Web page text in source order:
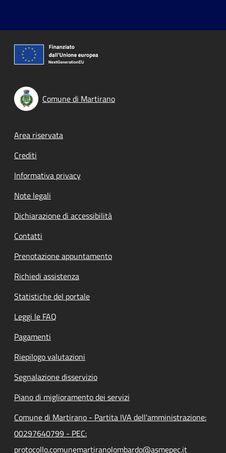
Comune di Martirano
Footer menu
Area riservata
Crediti
Informativa privacy
Note legali
Dichiarazione di accessibilità
Contatti
Prenotazione appuntamento
Richiedi assistenza
Statistiche del portale
Leggi le FAQ
Pagamenti
Riepilogo valutazioni
Segnalazione disservizio
Piano di miglioramento dei servizi
Comune di Martirano - Partita IVA dell'amministrazione:
00297640799 - PEC:
protocollo.comunemartiranolombardo@asmepec.it